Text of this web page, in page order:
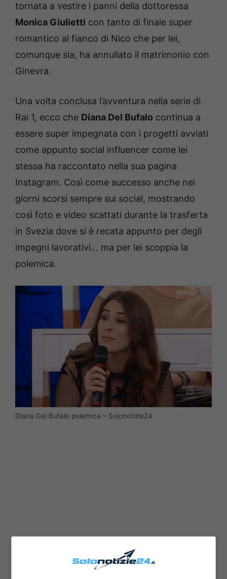
tornata a vestire i panni della dottoressa
Monica Giulietti con tanto di finale super
romantico al fianco di Nico che per lei,
comunque sia, ha annullato il matrimonio con
Ginevra.
Una volta conclusa l’avventura nella serie di
Rai 1, ecco che Diana Del Bufalo continua a
essere super impegnata con i progetti avviati
come appunto social influencer come lei
stessa ha raccontato nella sua pagina
Instagram. Così come successo anche nei
giorni scorsi sempre sui social, mostrando
così foto e video scattati durante la trasferta
in Svezia dove si è recata appunto per degli
impegni lavorativi… ma per lei scoppia la
polemica.
Diana Del Bufalo polemica – Solonotizie24